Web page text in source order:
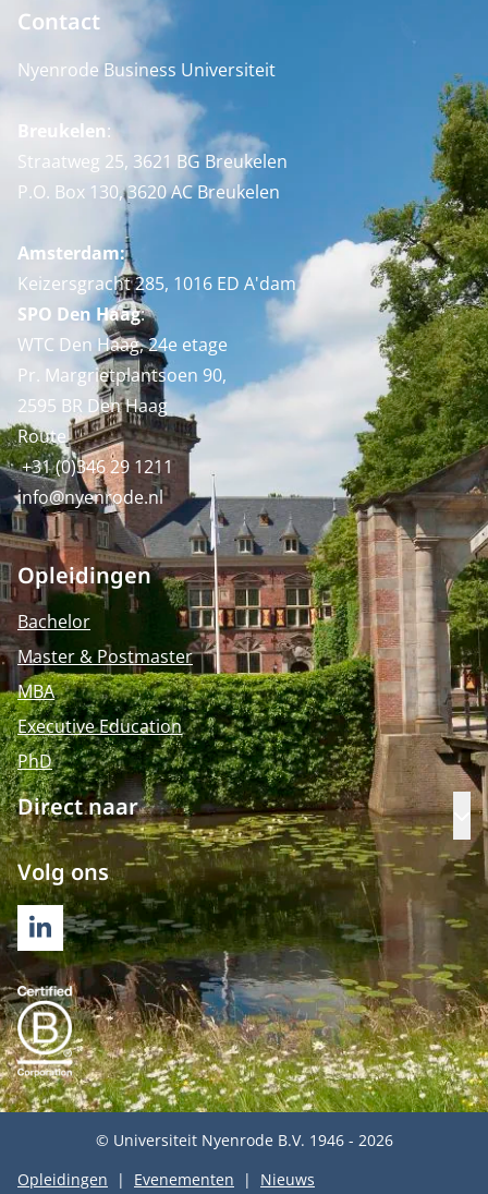
Contact
Nyenrode Business Universiteit
Breukelen:
Straatweg 25, 3621 BG Breukelen
P.O. Box 130, 3620 AC Breukelen
Amsterdam:
Keizersgracht 285, 1016 ED A'dam
SPO Den Haag:
WTC Den Haag, 24e etage
Pr. Margrietplantsoen 90,
2595 BR Den Haag
Route
+31 (0)346 29 1211
info@nyenrode.nl
Opleidingen
Bachelor
Master & Postmaster
MBA
Executive Education
PhD
Direct naar
Volg ons
LINKEDIN
© Universiteit Nyenrode B.V. 1946 - 2026
Opleidingen
Evenementen
Nieuws